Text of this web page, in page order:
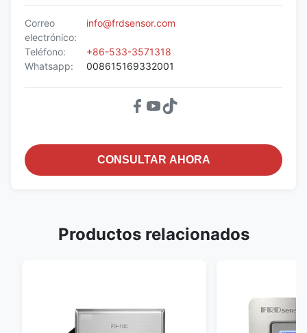
Correo
electrónico:
info@frdsensor.com
Teléfono:
+86-533-3571318
Whatsapp:
008615169332001
CONSULTAR AHORA
Productos relacionados